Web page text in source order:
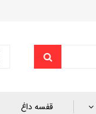
قفسه داغ